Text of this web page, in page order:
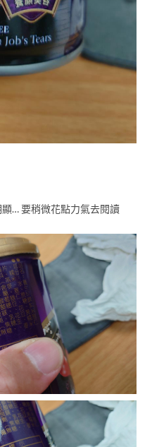
… 要稍微花點力氣去閱讀